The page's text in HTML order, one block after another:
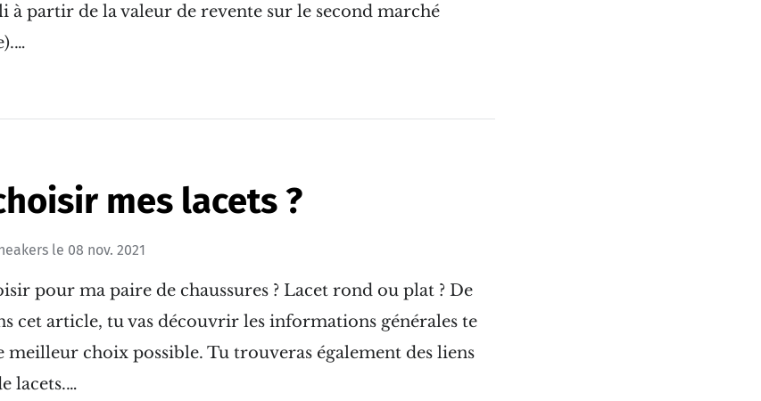
à partir de la valeur de revente sur le second marché
mes lacets ?
le 08 nov. 2021
pour ma paire de chaussures ? Lacet rond ou plat ? De
cet article, tu vas découvrir les informations générales te
choix possible. Tu trouveras également des liens
lacets.…